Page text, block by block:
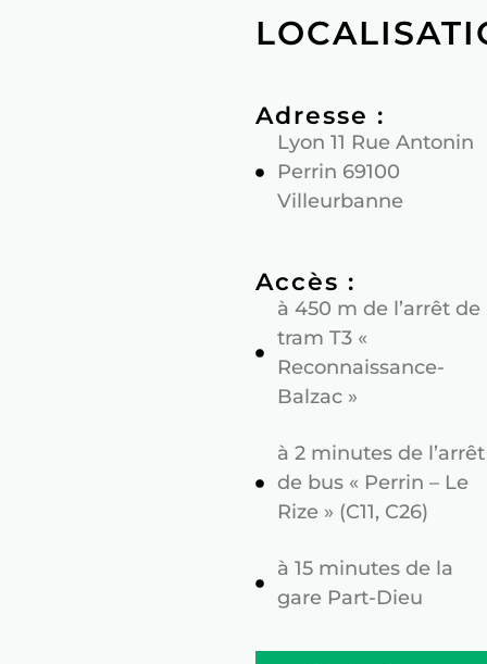
Adresse :
Lyon 11 Rue Antonin
Perrin 69100
Villeurbanne
Accès :
à 450 m de l’arrêt de
tram T3 «
Reconnaissance-
Balzac »
à 2 minutes de l’arrêt
de bus « Perrin – Le
Rize » (C11, C26)
à 15 minutes de la
gare Part-Dieu